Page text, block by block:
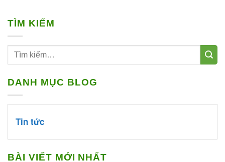
TÌM KIẾM
DANH MỤC BLOG
Tin tức
BÀI VIẾT MỚI NHẤT